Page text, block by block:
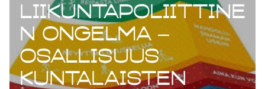
liikuntapoliittine
n ongelma –
Osallisuus
kuntalaisten